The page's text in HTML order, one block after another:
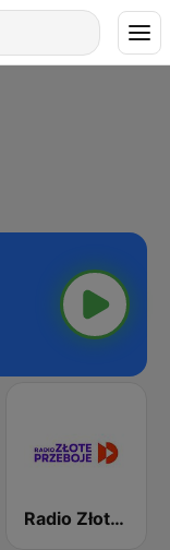
Radio Złote Przeboje